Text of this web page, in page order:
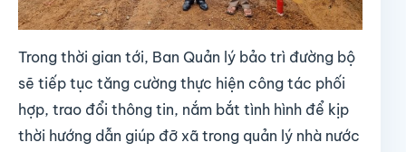
Trong thời gian tới, Ban Quản lý bảo trì đường bộ
sẽ tiếp tục tăng cường thực hiện công tác phối
hợp, trao đổi thông tin, nắm bắt tình hình để kịp
thời hướng dẫn giúp đỡ xã trong quản lý nhà nước